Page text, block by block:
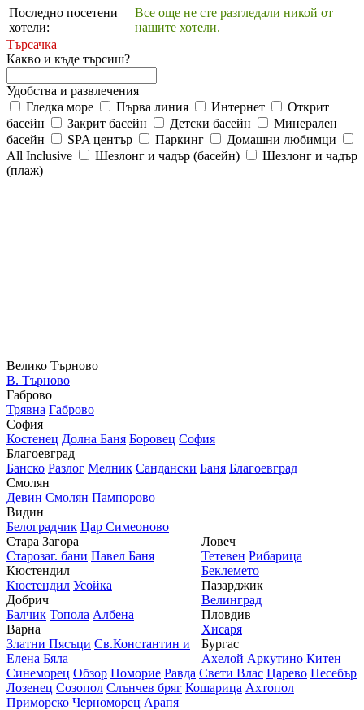
Последно посетени
хотели:
Все още не сте разгледали никой от
нашите хотели.
Търсачка
Какво и къде търсиш?
Удобства и развлечения
Гледка море
Първа линия Интернет
Открит
басейн
Закрит басейн Детски басейн
Минерален
басейн
SPA център Паркинг
Домашни любимци
All Inclusive
Шезлонг и чадър (басейн)
Шезлонг и чадър
(плаж)
Велико Търново
В. Търново
Габрово
Трявна Габрово
София
Костенец Долна Баня Боровец София
Благоевград
Банско Разлог Мелник Сандански Баня Благоевград
Смолян
Девин Смолян Пампорово
Видин
Белоградчик Цар Симеоново
Стара Загора
Старозаг. бани Павел Баня
Кюстендил
Кюстендил Усойка
Добрич
Балчик Топола Албена
Варна
Златни Пясъци Св.Константин и
Елена Бяла
Ловеч
Тетевен Рибарица
Беклемето
Пазарджик
Велинград
Пловдив
Хисаря
Бургас
Ахелой Аркутино Китен
Синеморец Обзор Поморие Равда Свети Влас Царево Несебър
Лозенец Созопол Слънчев бряг Кошарица Ахтопол
Приморско Черноморец Арапя